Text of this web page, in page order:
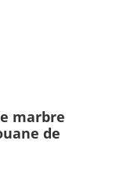
marbre
de